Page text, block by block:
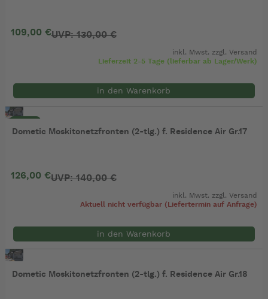
109,00 €UVP: 130,00 €
inkl. Mwst. zzgl.Versand
Lieferzeit 2-5 Tage (lieferbar ab Lager/Werk)
in den Warenkorb
- 10%
Dometic Moskitonetzfronten (2-tlg.) f. Residence Air Gr.17
126,00 €UVP: 140,00 €
inkl. Mwst. zzgl.Versand
Aktuell nicht verfügbar (Liefertermin auf Anfrage)
in den Warenkorb
Dometic Moskitonetzfronten (2-tlg.) f. Residence Air Gr.18